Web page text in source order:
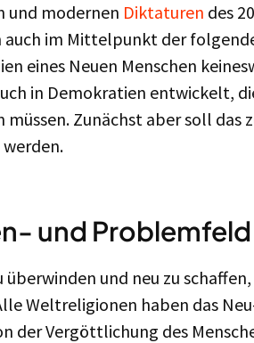
modernen Diktaturen des
auch im Mittelpunkt der
eines Neuen Menschen
in Demokratien entwickelt,
Zunächst aber soll das
und Problemfeld
überwinden und neu zu
Weltreligionen haben das
der Vergöttlichung des